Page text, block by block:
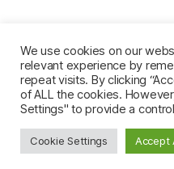
À PROPOS•
POLITIQUE DE
© 2026
We use cookies on our
relevant experience by
repeat visits. By clicking
of ALL the cookies.
Settings" to provide a
Cookie Settings Accept